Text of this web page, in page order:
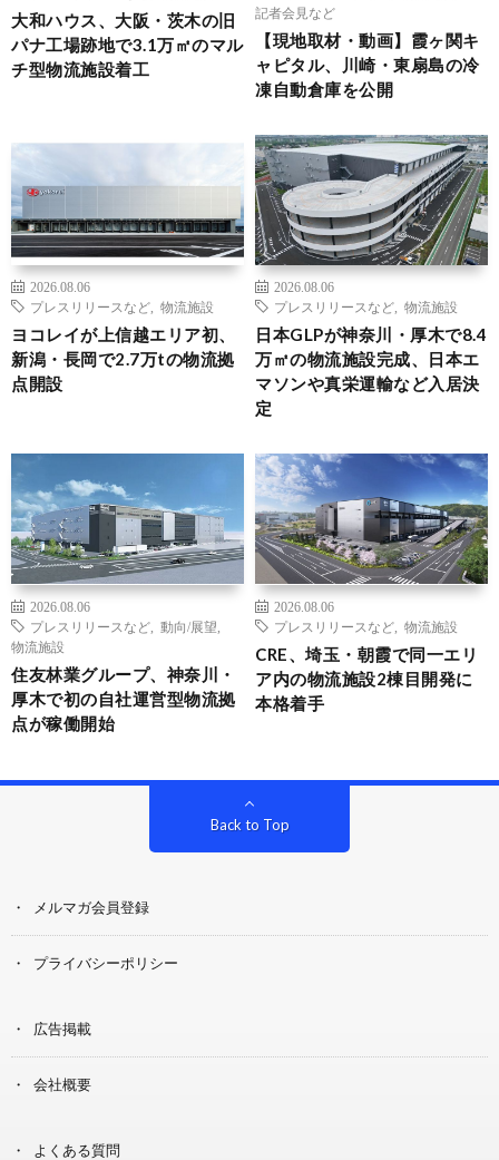
大和ハウス、大阪・茨木の旧
パナ工場跡地で3.1万㎡のマル
チ型物流施設着工
記者会見など
【現地取材・動画】霞ヶ関キ
ャピタル、川崎・東扇島の冷
凍自動倉庫を公開
2026.08.06
プレスリリースなど
物流施設
ヨコレイが上信越エリア初、
新潟・長岡で2.7万tの物流拠
点開設
2026.08.06
プレスリリースなど
物流施設
日本GLPが神奈川・厚木で8.4
万㎡の物流施設完成、日本エ
マソンや真栄運輸など入居決
定
2026.08.06
プレスリリースなど
動向/展望
物流施設
住友林業グループ、神奈川・
厚木で初の自社運営型物流拠
点が稼働開始
2026.08.06
プレスリリースなど
物流施設
CRE、埼玉・朝霞で同一エリ
ア内の物流施設2棟目開発に
本格着手
Back to Top
メルマガ会員登録
プライバシーポリシー
広告掲載
会社概要
よくある質問